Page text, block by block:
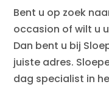
Bent u op zoek
occasion of wilt u
Dan bent u bij
juiste adres.
dag specialist in